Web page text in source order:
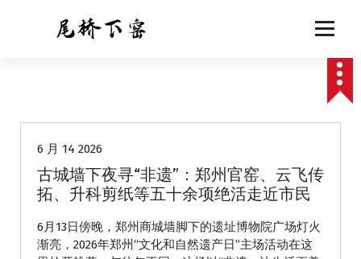
6 月 14 2026
古城墙下夜寻“非遗”：郑州官窑、云飞传
拓、升科剪纸等五十余项绝活走近市民
6月13日傍晚，郑州商城墙脚下的遗址博物院广场灯火
渐亮，2026年郑州“文化和自然遗产日”主场活动在这